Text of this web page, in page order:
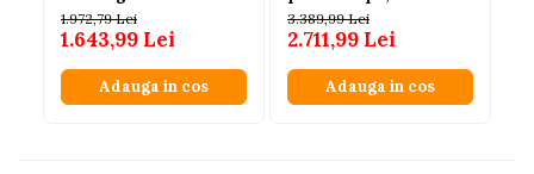
1.972,79 Lei
1.643,99 Lei
Adauga in cos
2 motoare 150-280W,
scaun piele, roti EVA,
ROSU, 3-8 ani
3.389,99 Lei
2.711,99 Lei
Adauga in cos